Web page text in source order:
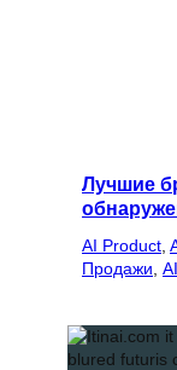
Лучшие
AI Product
Продажи